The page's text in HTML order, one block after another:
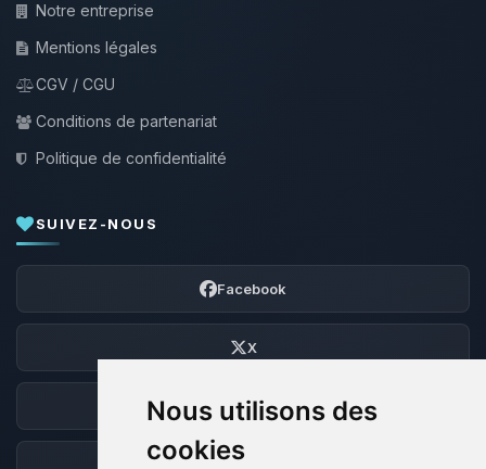
Nous utilisons des
cookies
Notre entreprise
Mentions légales
CGV / CGU
Conditions de partenariat
Politique de confidentialité
SUIVEZ-NOUS
Facebook
X
Discord
Forum